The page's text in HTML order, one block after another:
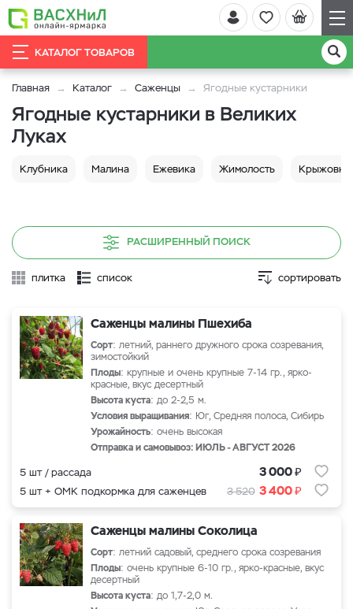
КАТАЛОГ ТОВАРОВ
Главная Каталог Саженцы Ягодные кустарники
Ягодные кустарники в Великих
Луках
Клубника Малина Ежевика Жимолость
РАСШИРЕННЫЙ ПОИСК
плитка список сортировать
Саженцы малины Пшехиба
Сорт: летний, раннего дружного срока созревания,
зимостойкий
Плоды: крупные и очень крупные 7-14 гр., ярко-
красные, вкус десертный
Высота куста: до 2-2,5 м.
Условия выращивания: Юг, Средняя полоса, Сибирь
Урожайность: очень высокая
Отправка и самовывоз: ИЮЛЬ - АВГУСТ 2026
5 шт / рассада 3 000₽
5 шт + ОМК подкормка для саженцев 3 520 3 400₽
Саженцы малины Соколица
Сорт: летний садовый, среднего срока созревания
Плоды: очень крупные 6-10 гр., ярко-красные, вкус
десертный
Высота куста: до 1,7-2,0 м.